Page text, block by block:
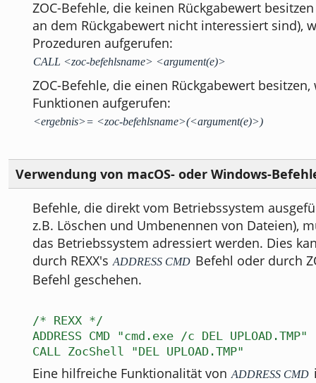
ZOC-Befehle, die keinen Rückgabewert
an dem Rückgabewert nicht interessiert sind),
Prozeduren aufgerufen:
CALL <zoc-befehlsname> <argument(e)>
ZOC-Befehle, die einen Rückgabewert
Funktionen aufgerufen:
<ergebnis>= <zoc-befehlsname>(<argument(e)>)
Verwendung von macOS- oder Windows-
Befehle, die direkt vom Betriebssystem
z.B. Löschen und Umbenennen von Dateien),
das Betriebssystem adressiert werden. Dies
durch REXX's ADDRESS CMD Befehl oder durch
Befehl geschehen.
/* REXX */
ADDRESS CMD "cmd.exe /c DEL UPLOAD.TMP"
CALL ZocShell "DEL UPLOAD.TMP"
Eine hilfreiche Funktionalität von ADDRESS CMD